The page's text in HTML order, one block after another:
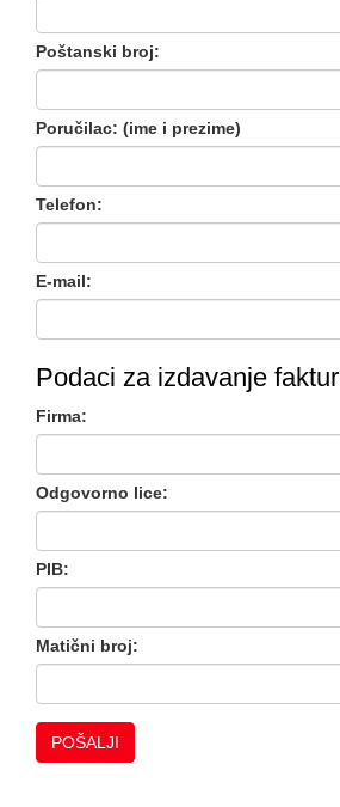
Poštanski broj:
Poručilac: (ime i prezime)
Telefon:
E-mail:
Podaci za izdavanje
Firma:
Odgovorno lice:
PIB:
Matični broj: